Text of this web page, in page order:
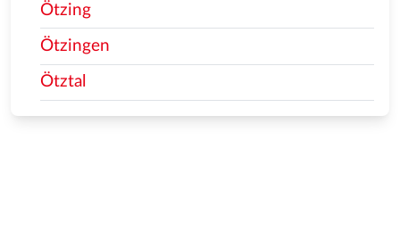
Ötzing
Ötzingen
Ötztal